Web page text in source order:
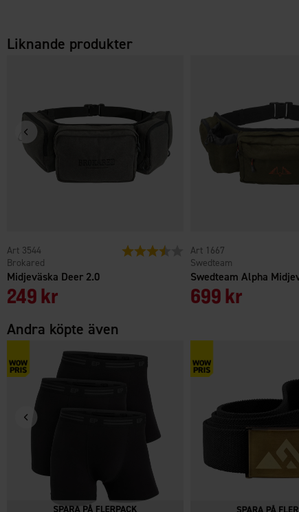
Liknande produkter
Midjeväska Deer 2.0
Brokared
3544
249 kr
Betyg: 3.5 utav 5 stjärnor
Swedteam Alpha
Swedteam
1667
699 kr
Andra köpte även